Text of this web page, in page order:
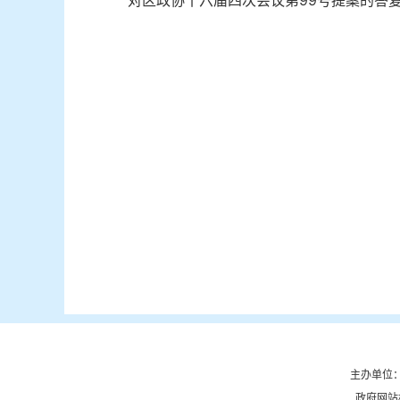
主办单